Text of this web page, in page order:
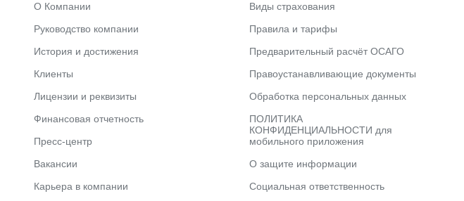
О Компании
Руководство компании
История и достижения
Клиенты
Лицензии и реквизиты
Финансовая отчетность
Пресс-центр
Вакансии
Карьера в компании
Виды страхования
Правила и тарифы
Предварительный расчёт ОСАГО
Правоустанавливающие документы
Обработка персональных данных
ПОЛИТИКА
КОНФИДЕНЦИАЛЬНОСТИ для
мобильного приложения
О защите информации
Социальная ответственность